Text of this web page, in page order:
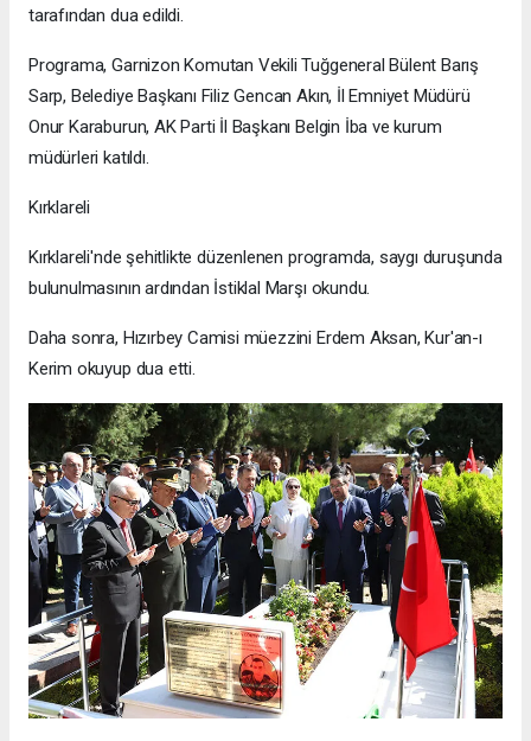
tarafından dua edildi.
Programa, Garnizon Komutan Vekili Tuğgeneral Bülent Barış
Sarp, Belediye Başkanı Filiz Gencan Akın, İl Emniyet Müdürü
Onur Karaburun, AK Parti İl Başkanı Belgin İba ve kurum
müdürleri katıldı.
Kırklareli
Kırklareli'nde şehitlikte düzenlenen programda, saygı duruşunda
bulunulmasının ardından İstiklal Marşı okundu.
Daha sonra, Hızırbey Camisi müezzini Erdem Aksan, Kur'an-ı
Kerim okuyup dua etti.